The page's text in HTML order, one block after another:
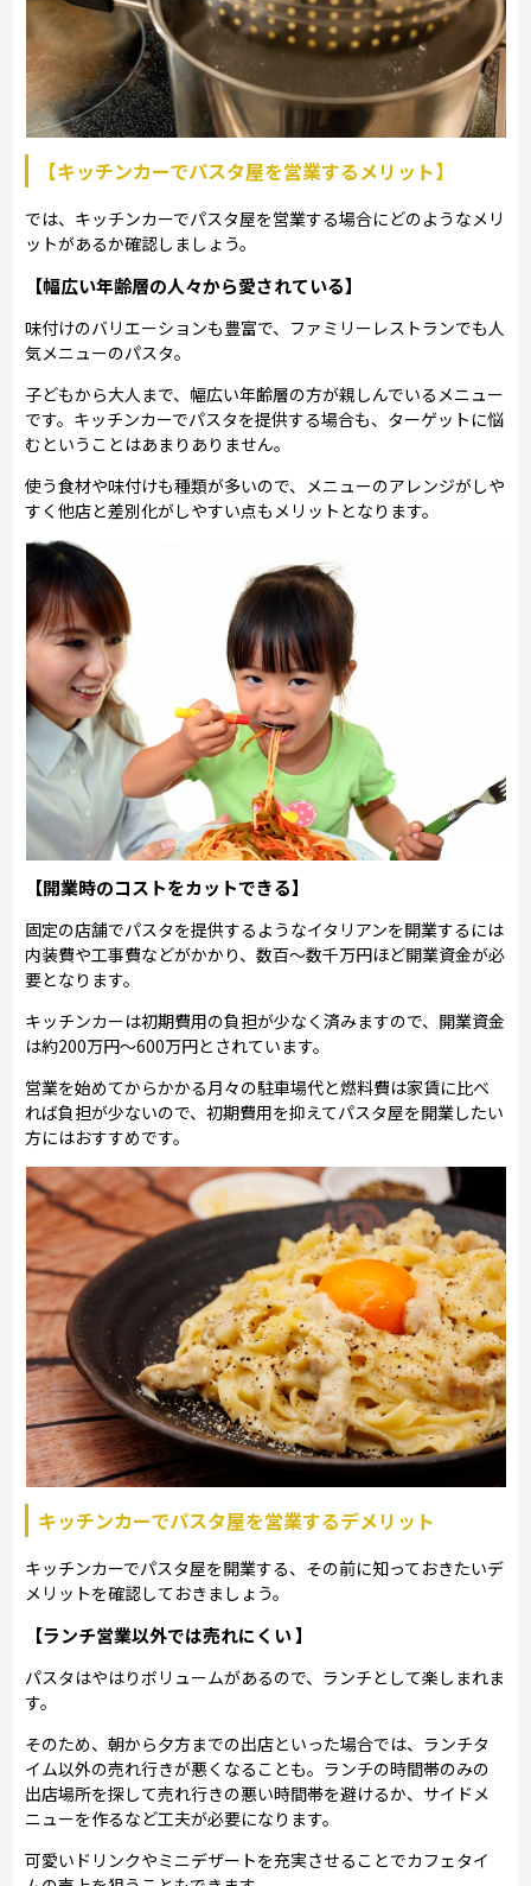
【キッチンカーでパスタ屋を営業するメリット】
では、キッチンカーでパスタ屋を営業する場合にどのようなメリ
ットがあるか確認しましょう。
【幅広い年齢層の人々から愛されている】
味付けのバリエーションも豊富で、ファミリーレストランでも人
気メニューのパスタ。
子どもから大人まで、幅広い年齢層の方が親しんでいるメニュー
です。キッチンカーでパスタを提供する場合も、ターゲットに悩
むということはあまりありません。
使う食材や味付けも種類が多いので、メニューのアレンジがしや
すく他店と差別化がしやすい点もメリットとなります。
【開業時のコストをカットできる】
固定の店舗でパスタを提供するようなイタリアンを開業するには
内装費や工事費などがかかり、数百～数千万円ほど開業資金が必
要となります。
キッチンカーは初期費用の負担が少なく済みますので、開業資金
は約200万円～600万円とされています。
営業を始めてからかかる月々の駐車場代と燃料費は家賃に比べ
れば負担が少ないので、初期費用を抑えてパスタ屋を開業したい
方にはおすすめです。
キッチンカーでパスタ屋を営業するデメリット
キッチンカーでパスタ屋を開業する、その前に知っておきたいデ
メリットを確認しておきましょう。
【ランチ営業以外では売れにくい 】
パスタはやはりボリュームがあるので、ランチとして楽しまれま
す。
そのため、朝から夕方までの出店といった場合では、ランチタ
イム以外の売れ行きが悪くなることも。ランチの時間帯のみの
出店場所を探して売れ行きの悪い時間帯を避けるか、サイドメ
ニューを作るなど工夫が必要になります。
可愛いドリンクやミニデザートを充実させることでカフェタイ